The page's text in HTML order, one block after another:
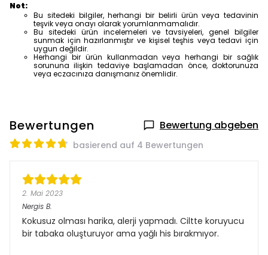
Not:
Bu sitedeki bilgiler, herhangi bir belirli ürün veya tedavinin
teşvik veya onayı olarak yorumlanmamalıdır.
Bu sitedeki ürün incelemeleri ve tavsiyeleri, genel bilgiler
sunmak için hazırlanmıştır ve kişisel teşhis veya tedavi için
uygun değildir.
Herhangi bir ürün kullanmadan veya herhangi bir sağlık
sorununa ilişkin tedaviye başlamadan önce, doktorunuza
veya eczacınıza danışmanız önemlidir.
Bewertungen Bewertung abgeben
basierend auf 4 Bewertungen
2. Mai 2023
Nergis B.
Kokusuz olması harika, alerji yapmadı. Ciltte koruyucu
bir tabaka oluşturuyor ama yağlı his bırakmıyor.